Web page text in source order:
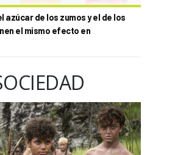
azúcar de los zumos y el de los
el mismo efecto en